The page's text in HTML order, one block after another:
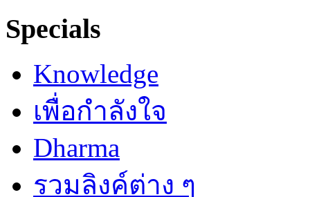
Specials
Knowledge
เพื่อกำลังใจ
Dharma
รวมลิงค์ต่าง ๆ